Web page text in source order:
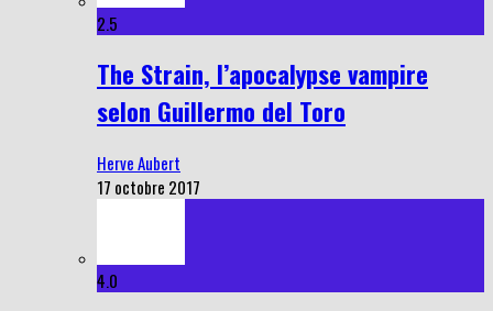
2.5
The Strain, l’apocalypse vampire
selon Guillermo del Toro
Herve Aubert
17 octobre 2017
4.0